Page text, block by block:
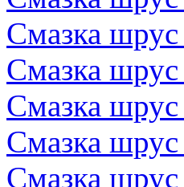
Смазка
Смазка
Смазка
Смазка
Смазка